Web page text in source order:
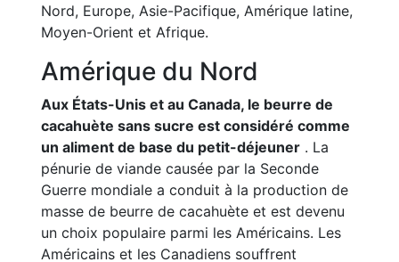
Nord, Europe, Asie-Pacifique, Amérique latine,
Moyen-Orient et Afrique.
Amérique du Nord
Aux États-Unis et au Canada, le beurre de
cacahuète sans sucre est considéré comme
un aliment de base du petit-déjeuner . La
pénurie de viande causée par la Seconde
Guerre mondiale a conduit à la production de
masse de beurre de cacahuète et est devenu
un choix populaire parmi les Américains. Les
Américains et les Canadiens souffrent